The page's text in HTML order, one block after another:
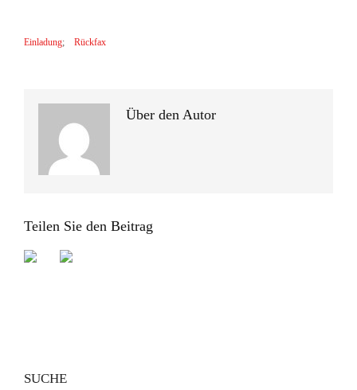
Einladung; Rückfax
Über den Autor
Teilen Sie den Beitrag
SUCHE